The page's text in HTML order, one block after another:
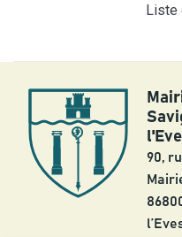
Liste
90,